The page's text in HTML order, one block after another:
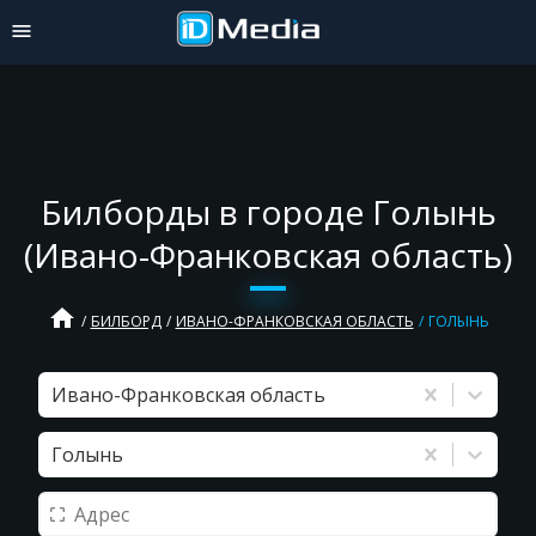
Билборды в городе Голынь
(Ивано-Франковская область)
home БИЛБОРД ИВАНО-ФРАНКОВСКАЯ ОБЛАСТЬ ГОЛЫНЬ
Ивано-Франковская область
Голынь